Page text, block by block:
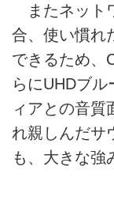
またネット
合、使い慣れ
できるため、
らにUHDブ
ィアとの音質
れ親しんだサ
も、大きな強